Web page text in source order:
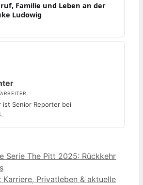
Familie und Leben an der
Ludowig
ist Senior Reporter bei
Serie The Pitt 2025: Rückkehr
Karriere, Privatleben & aktuelle